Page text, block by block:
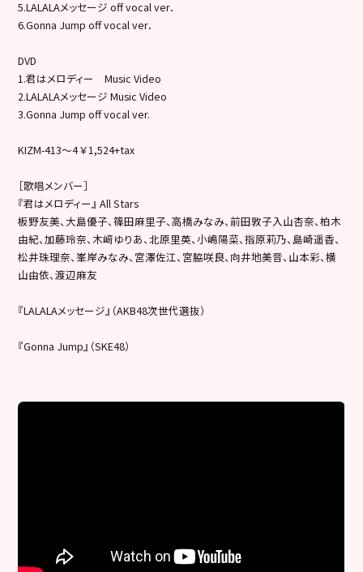
5.LALALAメッセージ off vocal ver．
6.Gonna Jump off vocal ver．
DVD
1.君はメロディー Music Video
2.LALALAメッセージ Music Video
3.Gonna Jump off vocal ver.
KIZM-413～4 ￥1,524+tax
［歌唱メンバー］
『君はメロディー』 All Stars
板野友美、大島優子、篠田麻里子、高橋みなみ、前田敦子入山杏奈、柏木
由紀、加藤玲奈、木﨑ゆりあ、北原里英、小嶋陽菜、指原莉乃、島崎遥香、
松井珠理奈、峯岸みなみ、宮澤佐江、宮脇咲良、向井地美音、山本彩、横
山由依、渡辺麻友
『LALALAメッセージ』（AKB48次世代選抜）
『Gonna Jump』（SKE48）